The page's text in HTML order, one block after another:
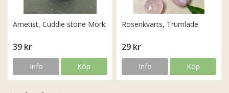
Ametist, Cuddle stone Mörk
39 kr
Info Köp
Rosenkvarts, Trumlade
29 kr
Info Köp